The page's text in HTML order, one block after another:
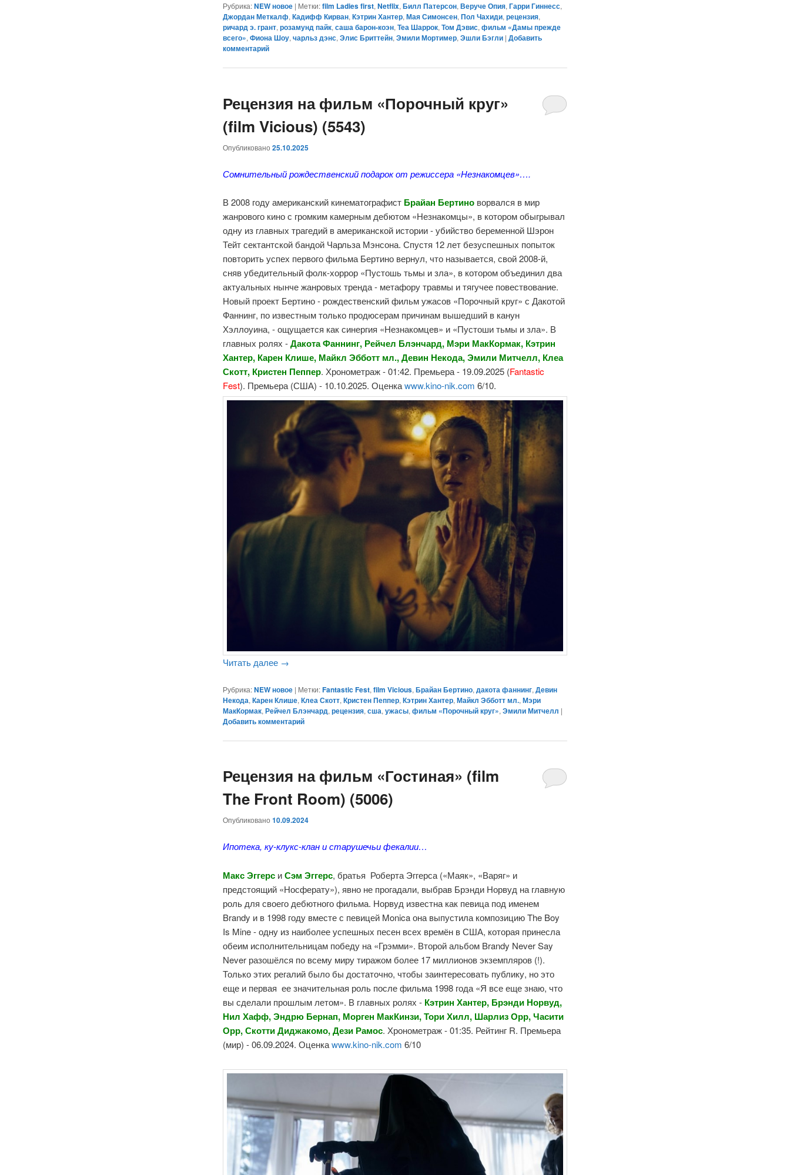
Рубрика: NEW новое | Метки: film Ladies first,Netflix,Билл Патерсон,Веруче Опия,Гарри Гиннесс,
Джордан Меткалф,Кадифф Кирван,Кэтрин Хантер,Мая Симонсен,Пол Чахиди,рецензия,
ричард э. грант,розамунд пайк,саша барон-коэн,Теа Шаррок,Том Дэвис,фильм «Дамы прежде
всего»,Фиона Шоу,чарльз дэнс,Элис Бриттейн,Эмили Мортимер,Эшли Бэгли |Добавить
комментарий
Рецензия на фильм «Порочный круг»
(film Vicious) (5543)
Опубликовано25.10.2025
Сомнительный рождественский подарок от режиссера «Незнакомцев»….
В 2008 году американский кинематографист Брайан Бертино ворвался в мир
жанрового кино с громким камерным дебютом «Незнакомцы», в котором обыгрывал
одну из главных трагедий в американской истории - убийство беременной Шэрон
Тейт сектантской бандой Чарльза Мэнсона. Спустя 12 лет безуспешных попыток
повторить успех первого фильма Бертино вернул, что называется, свой 2008-й,
сняв убедительный фолк-хоррор «Пустошь тьмы и зла», в котором объединил два
актуальных нынче жанровых тренда - метафору травмы и тягучее повествование.
Новый проект Бертино - рождественский фильм ужасов «Порочный круг» с Дакотой
Фаннинг, по известным только продюсерам причинам вышедший в канун
Хэллоуина, - ощущается как синергия «Незнакомцев» и «Пустоши тьмы и зла». В
главных ролях -Дакота Фаннинг, Рейчел Блэнчард, Мэри МакКормак, Кэтрин
Хантер, Карен Клише, Майкл Эбботт мл., Девин Некода, Эмили Митчелл, Клеа
Скотт, Кристен Пеппер. Хронометраж - 01:42. Премьера - 19.09.2025 (Fantastic
Fest). Премьера (США) - 10.10.2025. Оценкаwww.kino-nik.com 6/10.
Читать далее →
Рубрика: NEW новое | Метки: Fantastic Fest,film Vicious,Брайан Бертино,дакота фаннинг,Девин
Некода,Карен Клише,Клеа Скотт,Кристен Пеппер,Кэтрин Хантер,Майкл Эбботт мл.,Мэри
МакКормак,Рейчел Блэнчард,рецензия,сша,ужасы,фильм «Порочный круг»,Эмили Митчелл |
Добавить комментарий
Рецензия на фильм «Гостиная» (film
The Front Room) (5006)
Опубликовано10.09.2024
Ипотека, ку-клукс-клан и старушечьи фекалии…
Макс Эггерс иСэм Эггерс, братья Роберта Эггерса («Маяк», «Варяг» и
предстоящий «Носферату»), явно не прогадали, выбрав Брэнди Норвуд на главную
роль для своего дебютного фильма. Норвуд известна как певица под именем
Brandy и в 1998 году вместе с певицей Monica она выпустила композицию The Boy
Is Mine - одну из наиболее успешных песен всех времён в США, которая принесла
обеим исполнительницам победу на «Грэмми». Второй альбом Brandy Never Say
Never разошёлся по всему миру тиражом более 17 миллионов экземпляров (!).
Только этих регалий было бы достаточно, чтобы заинтересовать публику, но это
еще и первая ее значительная роль после фильма 1998 года «Я все еще знаю, что
вы сделали прошлым летом». В главных ролях - Кэтрин Хантер, Брэнди Норвуд,
Нил Хафф, Эндрю Бернап, Морген МакКинзи, Тори Хилл, Шарлиз Орр, Часити
Орр, Скотти Диджакомо, Дези Рамос. Хронометраж - 01:35. Рейтинг R. Премьера
(мир) - 06.09.2024. Оценкаwww.kino-nik.com 6/10